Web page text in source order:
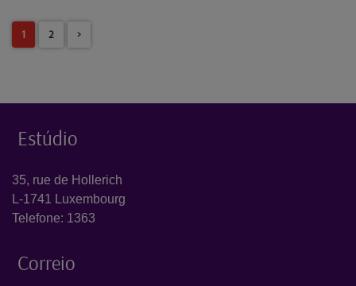
1 2 >
Estúdio
35, rue de Hollerich
L-1741 Luxembourg
Telefone: 1363
Correio